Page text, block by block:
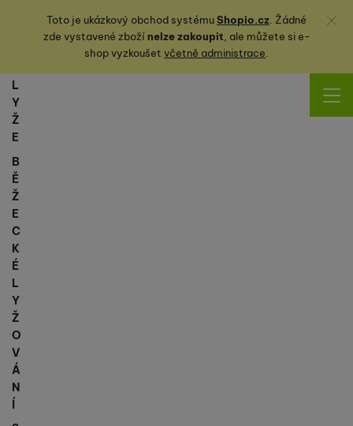
Toto je ukázkový obchod systémuShopio.cz. Žádné
zde vystavené zbožínelze zakoupit, ale můžete sie-
shop vyzkoušet včetně administrace.
Zavřít
L
Y
Ž
E
B
Ě
Ž
E
C
K
É
L
Y
Ž
O
V
Á
N
Í